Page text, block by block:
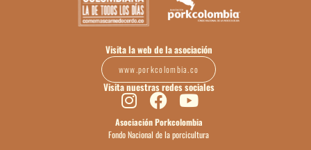
Visita la web de la asociación
www.porkcolombia.co
Visita nuestras redes sociales
Asociación Porkcolombia
Fondo Nacional de la porcicultura